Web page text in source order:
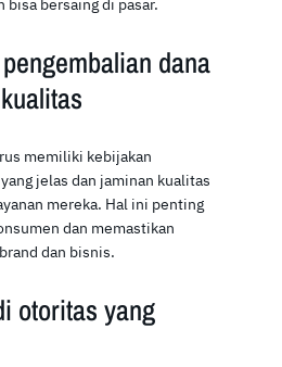
bisa bersaing di pasar.
dana
memiliki kebijakan
jelas dan jaminan kualitas
mereka. Hal ini penting
dan memastikan
dan bisnis.
otoritas yang